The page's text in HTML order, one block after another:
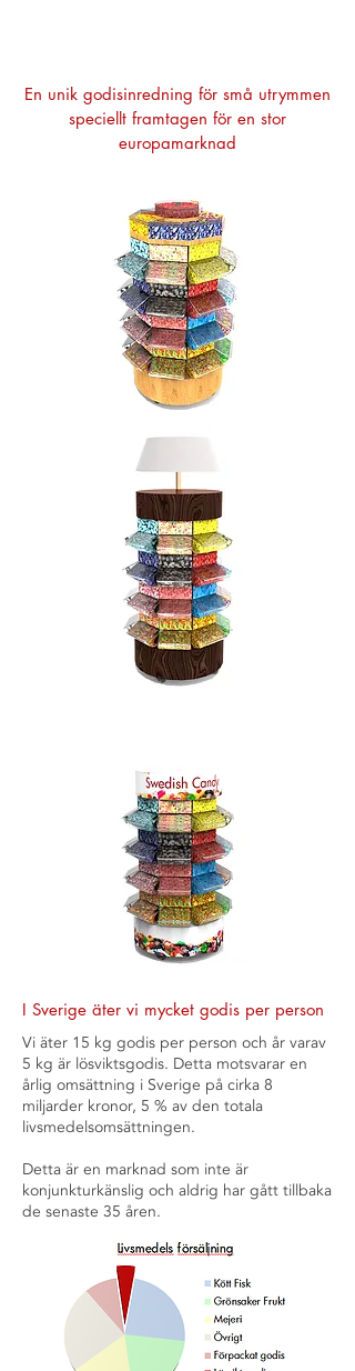
En unik godisinredning för små utrymmen
speciellt framtagen för en stor
europamarknad
I Sverige äter vi mycket godis per person
Vi äter 15 kg godis per person och år varav
5 kg är lösviktsgodis. Detta motsvarar en
årlig omsättning i Sverige på cirka 8
miljarder kronor, 5 % av den totala
livsmedelsomsättningen.
Detta är en marknad som inte är
konjunkturkänslig och aldrig har gått tillbaka
de senaste 35 åren.